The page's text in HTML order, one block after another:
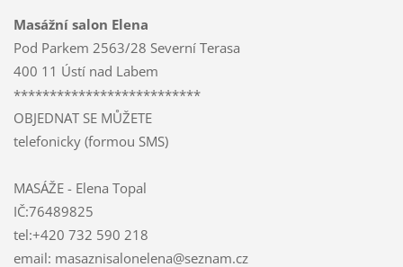
Masážní salon Elena
Pod Parkem 2563/28 Severní Terasa
400 11 Ústí nad Labem
**************************
OBJEDNAT SE MŮŽETE
telefonicky (formou SMS)
MASÁŽE - Elena Topal
IČ:76489825
tel:+420 732 590 218
email: masaznisalonelena@seznam.cz